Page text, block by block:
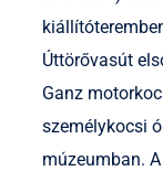
Úttörővasút
Ganz
személykocsi
múzeumban.